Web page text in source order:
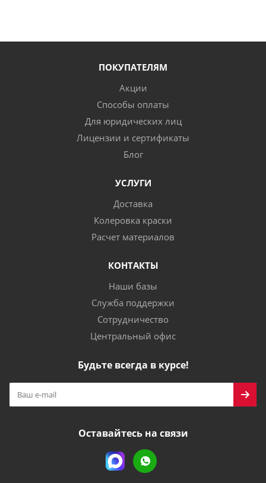
ПОКУПАТЕЛЯМ
Акции
Способы оплаты
Для юридических лиц
Лицензии и сертификаты
Блог
УСЛУГИ
Доставка
Колеровка краски
Расчет материалов
КОНТАКТЫ
Наши базы
Служба поддержки
Сотрудничество
Центральный офис
Будьте всегда в курсе!
Оставайтесь на связи